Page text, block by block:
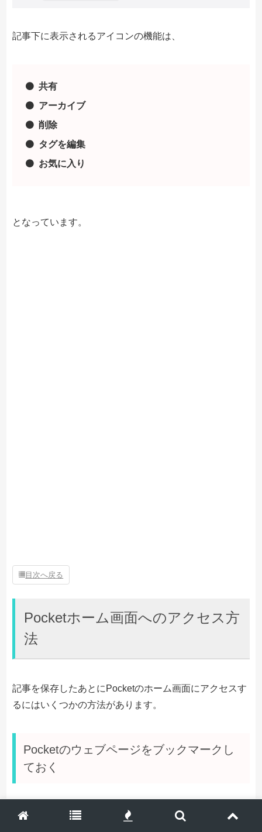
記事下に表示されるアイコンの機能は、
共有
アーカイブ
削除
タグを編集
お気に入り
となっています。
目次へ戻る
Pocketホーム画面へのアクセス方
法
記事を保存したあとにPocketのホーム画面にアクセスす
るにはいくつかの方法があります。
Pocketのウェブページをブックマークし
ておく
https://getpocket.com/
をブックマークしておいて、ブ